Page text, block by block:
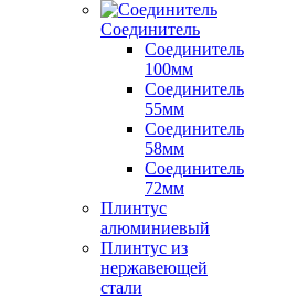
Соединитель
Соединитель
100мм
Соединитель
55мм
Соединитель
58мм
Соединитель
72мм
Плинтус
алюминиевый
Плинтус из
нержавеющей
стали